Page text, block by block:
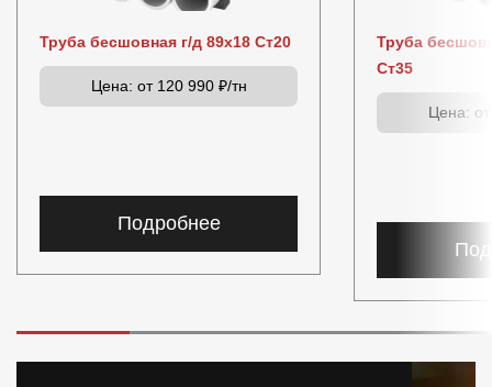
Труба бесшовная г/д 89х18 Ст20
Цена: от 120 990 ₽/тн
Подробнее
Труба
Ст35
Цена: